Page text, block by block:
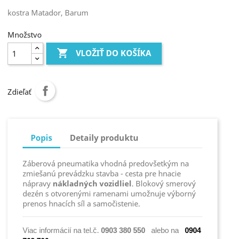
kostra Matador, Barum
Množstvo
 VLOŽIŤ DO KOŠÍKA
Zdieľať
Popis Detaily produktu
Záberová pneumatika vhodná predovšetkým na
zmiešanú prevádzku stavba - cesta pre hnacie
nápravy nákladných vozidliel. Blokový smerový
dezén s otvorenými ramenami umožnuje výborný
prenos hnacích síl a samočistenie.
Viac informácií na tel.č. 0903 380 550 alebo na 0904